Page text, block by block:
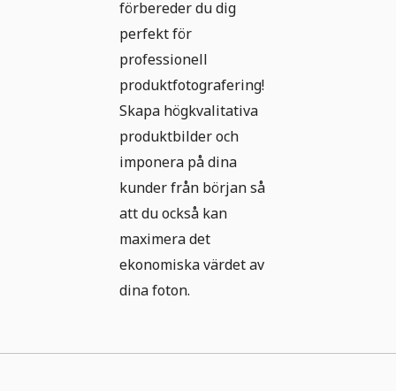
förbereder du dig
perfekt för
professionell
produktfotografering!
Skapa högkvalitativa
produktbilder och
imponera på dina
kunder från början så
att du också kan
maximera det
ekonomiska värdet av
dina foton.